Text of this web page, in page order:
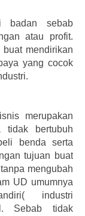
badan sebab
atau profit.
mendirikan
yang cocok
merupakan
tidak bertubuh
benda serta
tujuan buat
mengubah
UD umumnya
industri
Sebab tidak